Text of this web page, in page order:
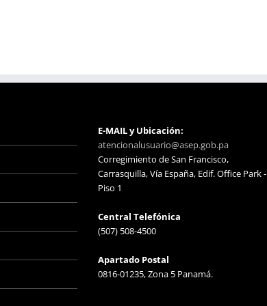
E-MAIL y Ubicación:
atencionalusuario@asep.gob.pa
Corregimiento de San Francisco,
Carrasquilla, Vía España, Edif. Office Park -
Piso 1
Central Telefónica
(507) 508-4500
Apartado Postal
0816-01235, Zona 5 Panamá.